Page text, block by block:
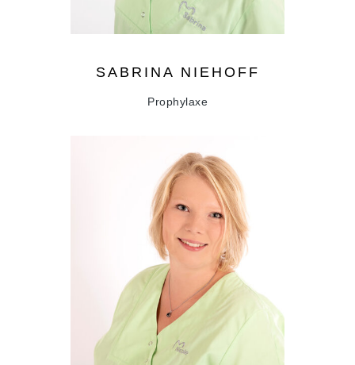
SABRINA NIEHOFF
Prophylaxe